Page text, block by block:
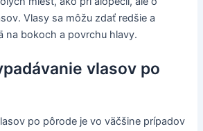
Vlasy sa môžu zdať redšie a
na bokoch a povrchu hlavy.
vlasov po
po pôrode je vo väčšine prípadov